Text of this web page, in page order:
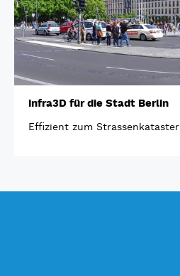
infra3D für die Stadt Berlin
Effizient zum Strassenkataster